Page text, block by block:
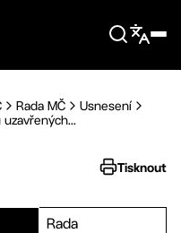
Rada MČ
Usnesení
Tisknout
Rada